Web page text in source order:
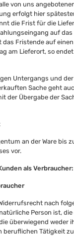
von uns
erfolgt hier
die Frist für die
auf das
das Fristende auf
am Lieferort, so
Untergangs und
Sache geht
der Übergabe der
an der Ware bis
vor.
als Verbraucher:
nach
Person ist,
überwiegend weder
beruflichen Tätigkeit